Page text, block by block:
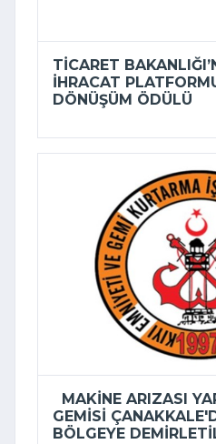
TICARET
İHRACAT
DÖNÜŞÜM ÖDÜLÜ
MAKINE ARIZASI
GEMISI
BÖLGEYE